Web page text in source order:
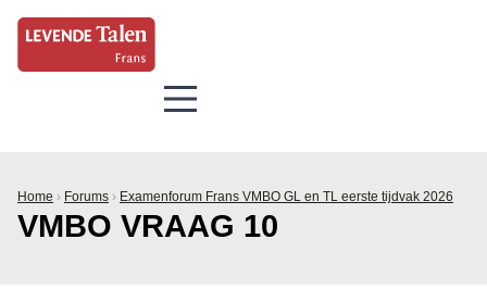
Home › Forums › Examenforum Frans VMBO GL en TL eerste tijdvak 2026
VMBO VRAAG 10